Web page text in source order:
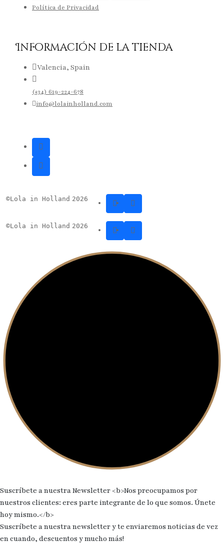
Política de Privacidad
Información de la tienda
Valencia, Spain
(+34) 619-224-678
info@lolainholland.com
©Lola in Holland 2026
©Lola in Holland 2026
Suscríbete a nuestra Newsletter<b>Nos preocupamos por
nuestros clientes: eres parte integrante de lo que somos. Únete
hoy mismo.</b>
Suscríbete a nuestra newsletter y te enviaremos noticias de vez
en cuando, descuentos y mucho más!